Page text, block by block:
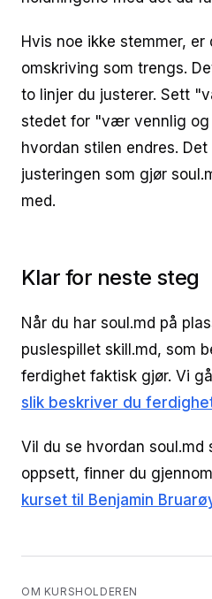
Hvis noe ikke stemmer,
omskriving som trengs.
to linjer du justerer. Sett
stedet for "vær vennlig og
hvordan stilen endres.
justeringen som gjør
med.
Klar for neste steg
Når du har soul.md på
puslespillet skill.md, som
ferdighet faktisk gjør. Vi
slik beskriver du
Vil du se hvordan
oppsett, finner du
kurset til Benjamin
OM KURSHOLDEREN